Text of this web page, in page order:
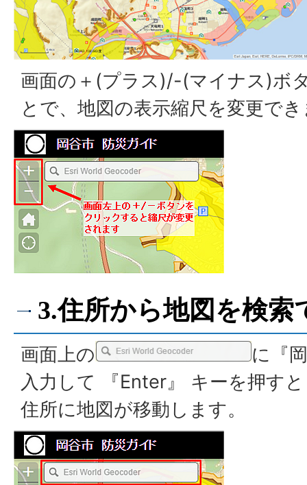
画面の＋(プラス)/-(マイナス)ボ
とで、地図の表示縮尺を変更で
3.住所から地図を検索
画面上の
に『
入力して 『Enter』 キーを押す
住所に地図が移動します。